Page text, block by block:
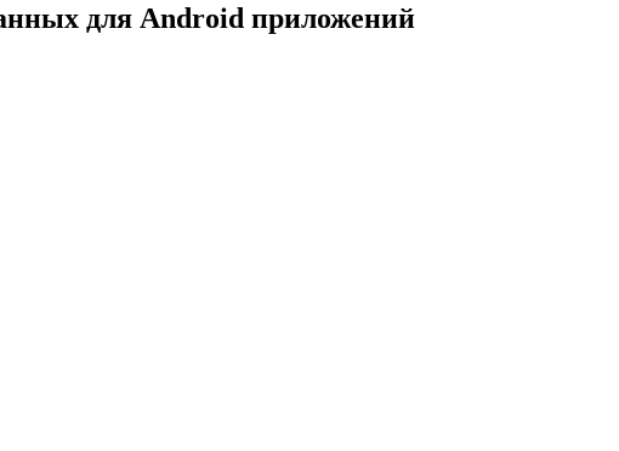
для Android приложений